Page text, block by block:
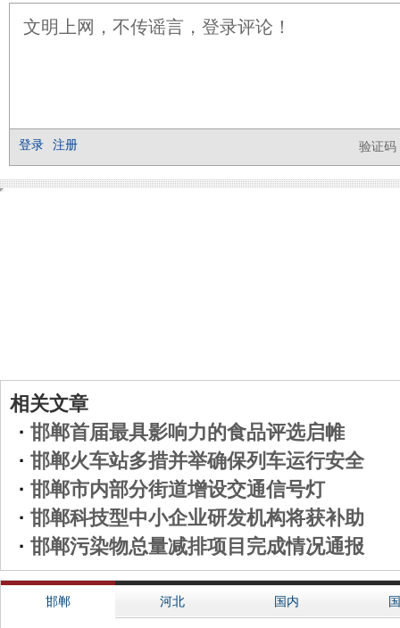
相关文章
· 邯郸首届最具影响力的食品评选启帷
· 邯郸火车站多措并举确保列车运行安全
· 邯郸市内部分街道增设交通信号灯
· 邯郸科技型中小企业研发机构将获补助
· 邯郸污染物总量减排项目完成情况通报
邯郸 河北 国内